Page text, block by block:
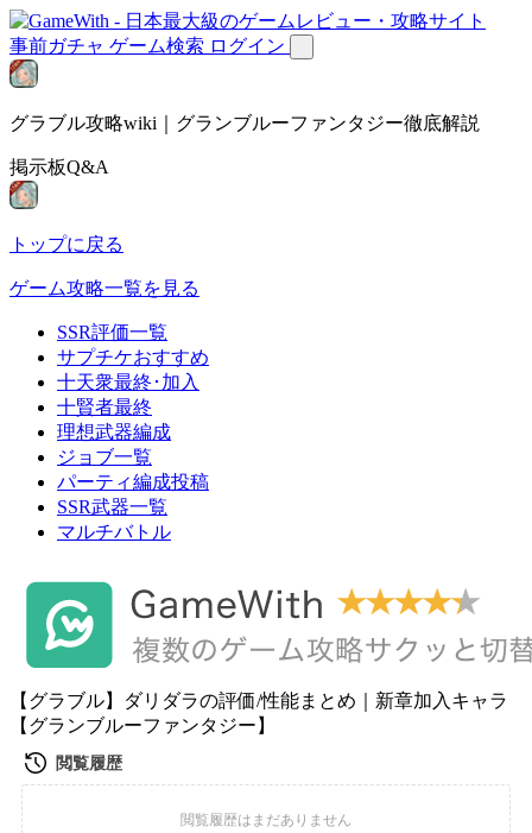
事前ガチャ ゲーム検索 ログイン
グラブル攻略wiki｜グランブルーファンタジー徹底解説
掲示板Q&A
トップに戻る
ゲーム攻略一覧を見る
SSR評価一覧
サプチケおすすめ
十天衆最終･加入
十賢者最終
理想武器編成
ジョブ一覧
パーティ編成投稿
SSR武器一覧
マルチバトル
【グラブル】ダリダラの評価/性能まとめ｜新章加入キャラ
【グランブルーファンタジー】